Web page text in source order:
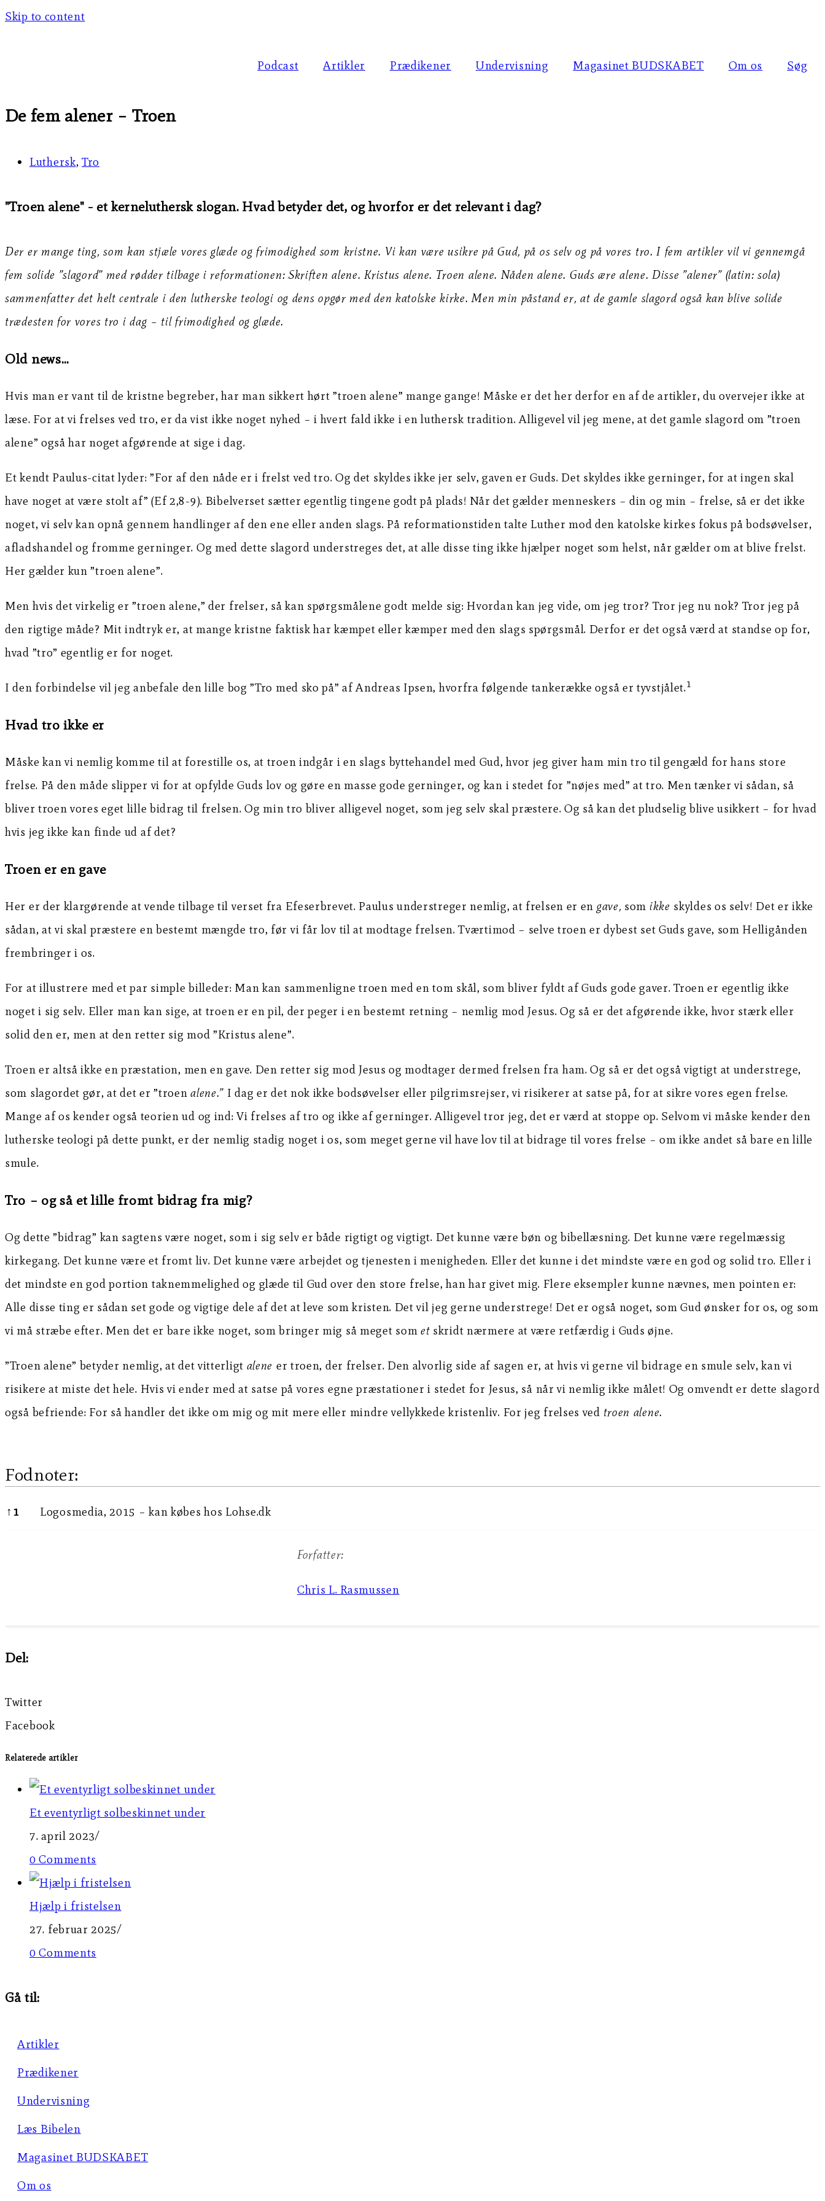
Skip to content
Podcast Artikler Prædikener Undervisning Magasinet BUDSKABET Om os Søg
De fem alener – Troen
Luthersk,Tro
"Troen alene" - et kerneluthersk slogan. Hvad betyder det, og hvorfor er det relevant i dag?
Der er mange ting, som kan stjæle vores glæde og frimodighed som kristne. Vi kan være usikre på Gud, på os selv og på vores tro. I fem artikler vil vi gennemgå
fem solide ”slagord” med rødder tilbage i reformationen: Skriften alene. Kristus alene. Troen alene. Nåden alene. Guds ære alene. Disse ”alener” (latin: sola)
sammenfatter det helt centrale i den lutherske teologi og dens opgør med den katolske kirke. Men min påstand er, at de gamle slagord også kan blive solide
trædesten for vores tro i dag – til frimodighed og glæde.
Old news…
Hvis man er vant til de kristne begreber, har man sikkert hørt ”troen alene” mange gange! Måske er det her derfor en af de artikler, du overvejer ikke at
læse. For at vi frelses ved tro, er da vist ikke noget nyhed – i hvert fald ikke i en luthersk tradition. Alligevel vil jeg mene, at det gamle slagord om ”troen
alene” også har noget afgørende at sige i dag.
Et kendt Paulus-citat lyder: ”For af den nåde er i frelst ved tro. Og det skyldes ikke jer selv, gaven er Guds. Det skyldes ikke gerninger, for at ingen skal
have noget at være stolt af” (Ef 2,8-9). Bibelverset sætter egentlig tingene godt på plads! Når det gælder menneskers – din og min – frelse, så er det ikke
noget, vi selv kan opnå gennem handlinger af den ene eller anden slags. På reformationstiden talte Luther mod den katolske kirkes fokus på bodsøvelser,
afladshandel og fromme gerninger. Og med dette slagord understreges det, at alle disse ting ikke hjælper noget som helst, når gælder om at blive frelst.
Her gælder kun ”troen alene”.
Men hvis det virkelig er ”troen alene,” der frelser, så kan spørgsmålene godt melde sig: Hvordan kan jeg vide, om jeg tror? Tror jeg nu nok? Tror jeg på
den rigtige måde? Mit indtryk er, at mange kristne faktisk har kæmpet eller kæmper med den slags spørgsmål. Derfor er det også værd at standse op for,
hvad ”tro” egentlig er for noget.
I den forbindelse vil jeg anbefale den lille bog ”Tro med sko på” af Andreas Ipsen, hvorfra følgende tankerække også er tyvstjålet.1
Hvad tro ikke er
Måske kan vi nemlig komme til at forestille os, at troen indgår i en slags byttehandel med Gud, hvor jeg giver ham min tro til gengæld for hans store
frelse. På den måde slipper vi for at opfylde Guds lov og gøre en masse gode gerninger, og kan i stedet for ”nøjes med” at tro. Men tænker vi sådan, så
bliver troen vores eget lille bidrag til frelsen. Og min tro bliver alligevel noget, som jeg selv skal præstere. Og så kan det pludselig blive usikkert – for hvad
hvis jeg ikke kan finde ud af det?
Troen er en gave
Her er der klargørende at vende tilbage til verset fra Efeserbrevet. Paulus understreger nemlig, at frelsen er en gave, som ikke skyldes os selv! Det er ikke
sådan, at vi skal præstere en bestemt mængde tro, før vi får lov til at modtage frelsen. Tværtimod – selve troen er dybest set Guds gave, som Helligånden
frembringer i os.
For at illustrere med et par simple billeder: Man kan sammenligne troen med en tom skål, som bliver fyldt af Guds gode gaver. Troen er egentlig ikke
noget i sig selv. Eller man kan sige, at troen er en pil, der peger i en bestemt retning – nemlig mod Jesus. Og så er det afgørende ikke, hvor stærk eller
solid den er, men at den retter sig mod ”Kristus alene”.
Troen er altså ikke en præstation, men en gave. Den retter sig mod Jesus og modtager dermed frelsen fra ham. Og så er det også vigtigt at understrege,
som slagordet gør, at det er ”troenalene.” I dag er det nok ikke bodsøvelser eller pilgrimsrejser, vi risikerer at satse på, for at sikre vores egen frelse.
Mange af os kender også teorien ud og ind: Vi frelses af tro og ikke af gerninger. Alligevel tror jeg, det er værd at stoppe op. Selvom vi måske kender den
lutherske teologi på dette punkt, er der nemlig stadig noget i os, som meget gerne vil have lov til at bidrage til vores frelse – om ikke andet så bare en lille
smule.
Tro – og så et lille fromt bidrag fra mig?
Og dette ”bidrag” kan sagtens være noget, som i sig selv er både rigtigt og vigtigt. Det kunne være bøn og bibellæsning. Det kunne være regelmæssig
kirkegang. Det kunne være et fromt liv. Det kunne være arbejdet og tjenesten i menigheden. Eller det kunne i det mindste være en god og solid tro. Eller i
det mindste en god portion taknemmelighed og glæde til Gud over den store frelse, han har givet mig. Flere eksempler kunne nævnes, men pointen er:
Alle disse ting er sådan set gode og vigtige dele af det at leve som kristen. Det vil jeg gerne understrege! Det er også noget, som Gud ønsker for os, og som
vi må stræbe efter. Men det er bare ikke noget, som bringer mig så meget som et skridt nærmere at være retfærdig i Guds øjne.
”Troen alene” betyder nemlig, at det vitterligt alene er troen, der frelser. Den alvorlig side af sagen er, at hvis vi gerne vil bidrage en smule selv, kan vi
risikere at miste det hele. Hvis vi ender med at satse på vores egne præstationer i stedet for Jesus, så når vi nemlig ikke målet! Og omvendt er dette slagord
også befriende: For så handler det ikke om mig og mit mere eller mindre vellykkede kristenliv. For jeg frelses ved troen alene.
Fodnoter:
Fodnoter:
↑ 1 Logosmedia, 2015 – kan købes hos Lohse.dk
Forfatter:
Chris L. Rasmussen
Del:
Twitter
Facebook
Relaterede artikler
Et eventyrligt solbeskinnet under
7. april 2023/
0 Comments
Hjælp i fristelsen
27. februar 2025/
0 Comments
Gå til:
Artikler
Prædikener
Undervisning
Læs Bibelen
Magasinet BUDSKABET
Om os